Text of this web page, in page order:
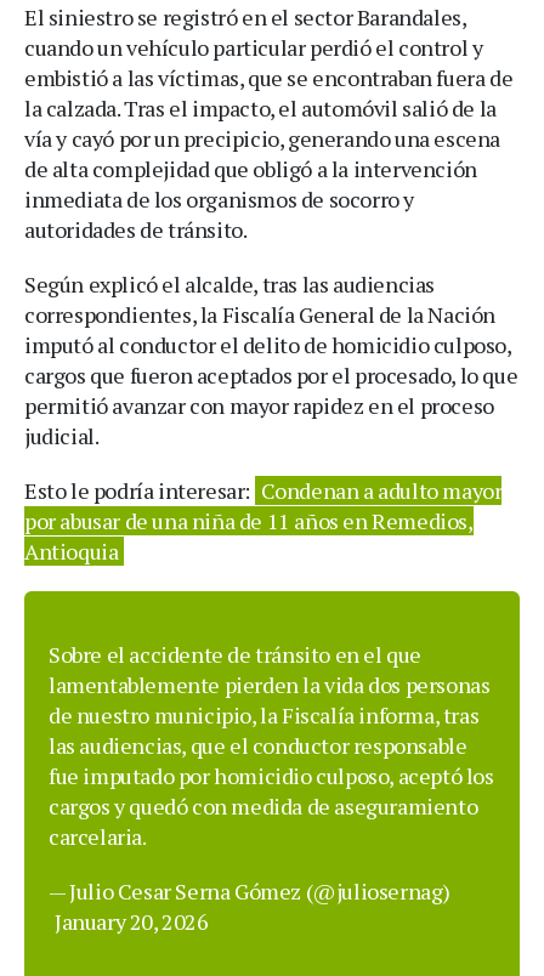
El siniestro se registró en el sector Barandales,
cuando un vehículo particular perdió el control y
embistió a las víctimas, que se encontraban fuera de
la calzada. Tras el impacto, el automóvil salió de la
vía y cayó por un precipicio, generando una escena
de alta complejidad que obligó a la intervención
inmediata de los organismos de socorro y
autoridades de tránsito.
Según explicó el alcalde, tras las audiencias
correspondientes, la Fiscalía General de la Nación
imputó al conductor el delito de homicidio culposo,
cargos que fueron aceptados por el procesado, lo que
permitió avanzar con mayor rapidez en el proceso
judicial.
Esto le podría interesar: Condenan a adulto mayor
por abusar de una niña de 11 años en Remedios,
Antioquia
Sobre el accidente de tránsito en el que
lamentablemente pierden la vida dos personas
de nuestro municipio, la Fiscalía informa, tras
las audiencias, que el conductor responsable
fue imputado por homicidio culposo, aceptó los
cargos y quedó con medida de aseguramiento
carcelaria.
— Julio Cesar Serna Gómez (@juliosernag)
January 20, 2026